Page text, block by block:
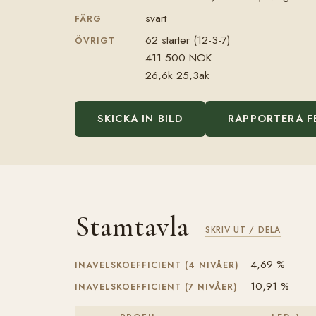
FÄRG svart
ÖVRIGT
62 starter (12-3-7)
411 500 NOK
26,6k 25,3ak
SKICKA IN BILD RAPPORTERA
Stamtavla SKRIV UT / DELA
INAVELSKOEFFICIENT (4 NIVÅER) 4,69 %
INAVELSKOEFFICIENT (7 NIVÅER) 10,91 %